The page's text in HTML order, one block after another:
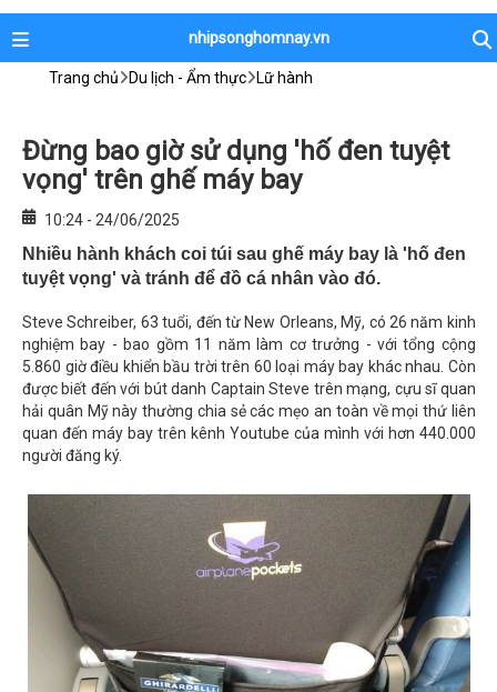
nhipsonghomnay.vn
Trang chủ Du lịch - Ẩm thực Lữ hành
Đừng bao giờ sử dụng 'hố đen tuyệt
vọng' trên ghế máy bay
10:24 - 24/06/2025
Nhiều hành khách coi túi sau ghế máy bay là 'hố đen
tuyệt vọng' và tránh để đồ cá nhân vào đó.
Steve Schreiber, 63 tuổi, đến từ New Orleans, Mỹ, có 26 năm kinh
nghiệm bay - bao gồm 11 năm làm cơ trưởng - với tổng cộng
5.860 giờ điều khiển bầu trời trên 60 loại máy bay khác nhau. Còn
được biết đến với bút danh Captain Steve trên mạng, cựu sĩ quan
hải quân Mỹ này thường chia sẻ các mẹo an toàn về mọi thứ liên
quan đến máy bay trên kênh Youtube của mình với hơn 440.000
người đăng ký.